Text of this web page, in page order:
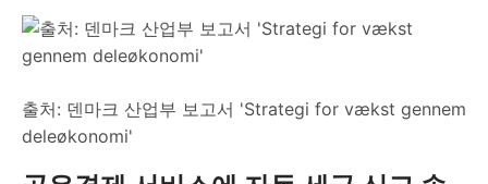
출처: 덴마크 산업부 보고서 'Strategi for vækst gennem
deleøkonomi'